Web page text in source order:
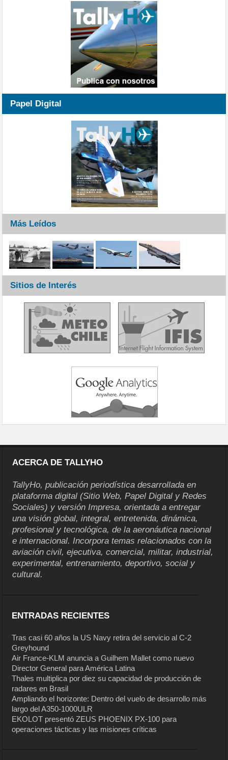
Papel Digital
Más Leídos
Sitios de Interés
ACERCA DE TALLYHO
TallyHo, publicación periodística desarrollada en
plataforma digital (Sitio Web, Papel Digital y Redes
Sociales) y versión Impresa, orientada a entregar
una visión global, integral, entretenida, dinámica,
profesional y tecnológica, de la aeronáutica nacional
e internacional. Incorpora temas relacionados con la
aviación civil, ejecutiva, comercial, militar, industrial,
experimental, entrenamiento, deportivo, social y
cultural.
ENTRADAS RECIENTES
Tras casi 60 años la US Navy retira del servicio al C-2
Greyhound
Air France-KLM anuncia a Guilhem Mallet como nuevo
Director General para América Latina
Thales multiplica por diez su capacidad de producción de
radares en Brasil
Ampliando el horizonte: Dentro del vuelo de desarrollo más
largo del A350-1000ULR
EKOLOT presentó ZEUS PHOENIX PX-100 para
operaciones tácticas y las misiones críticas